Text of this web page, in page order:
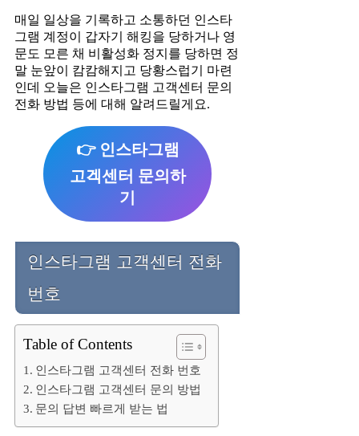
매일 일상을 기록하고 소통하던 인스타
그램 계정이 갑자기 해킹을 당하거나 영
문도 모른 채 비활성화 정지를 당하면 정
말 눈앞이 캄캄해지고 당황스럽기 마련
인데 오늘은 인스타그램 고객센터 문의
전화 방법 등에 대해 알려드릴게요.
👉 인스타그램
고겍센터 문의하
기
인스타그램 고객센터 전화
번호
Table of Contents
인스타그램 고객센터 전화 번호
인스타그램 고객센터 문의 방법
문의 답변 빠르게 받는 법